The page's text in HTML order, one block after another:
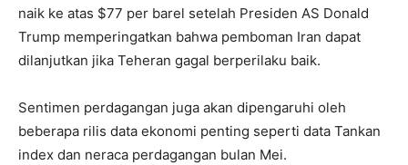
naik ke atas $77 per barel setelah Presiden AS Donald
Trump memperingatkan bahwa pemboman Iran dapat
dilanjutkan jika Teheran gagal berperilaku baik.
Sentimen perdagangan juga akan dipengaruhi oleh
beberapa rilis data ekonomi penting seperti data Tankan
index dan neraca perdagangan bulan Mei.